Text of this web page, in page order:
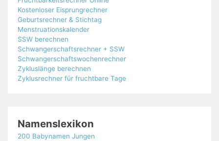
Kostenloser Eisprungrechner
Geburtsrechner & Stichtag
Menstruationskalender
SSW berechnen
Schwangerschaftsrechner + SSW
Schwangerschaftswochenrechner
Zykluslänge berechnen
Zyklusrechner für fruchtbare Tage
Namenslexikon
200 Babynamen Jungen